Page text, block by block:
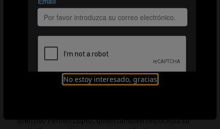
No estoy interesado, gracias
espacio entre el centro del campo y la defensa rivales, y
se combinaba con sus compañeros. Los movimientos
de Ruiz sin balón fueron muy eficaces, y el delantero se
convirtió en un cebo para sacar a los defensores
contrarios de su posición y generar espacios para
permitir los desmarques de los suyos».
Los siguientes vídeos muestran ejemplos de los
movimientos de Ruiz y de cómo se ofrecía para recibir el
ofensivo Fermín López, quien también retrocedía su